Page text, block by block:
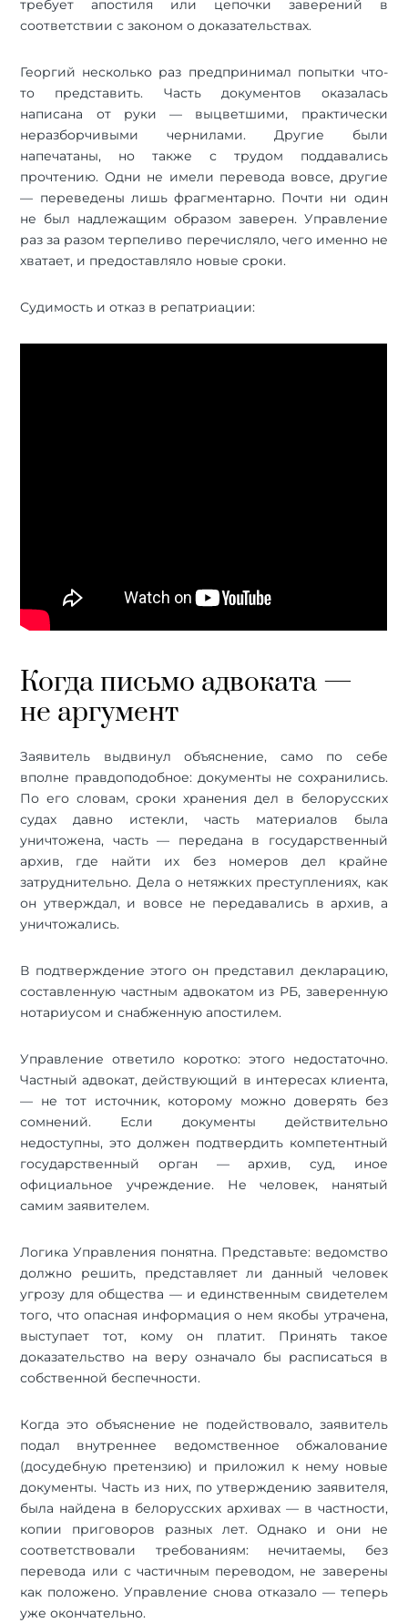
требует апостиля или цепочки заверений в
соответствии с законом о доказательствах.
Георгий несколько раз предпринимал попытки что-
то представить. Часть документов оказалась
написана от руки — выцветшими, практически
неразборчивыми чернилами. Другие были
напечатаны, но также с трудом поддавались
прочтению. Одни не имели перевода вовсе, другие
— переведены лишь фрагментарно. Почти ни один
не был надлежащим образом заверен. Управление
раз за разом терпеливо перечисляло, чего именно не
хватает, и предоставляло новые сроки.
Судимость и отказ в репатриации:
Когда письмо адвоката —
не аргумент
Заявитель выдвинул объяснение, само по себе
вполне правдоподобное: документы не сохранились.
По его словам, сроки хранения дел в белорусских
судах давно истекли, часть материалов была
уничтожена, часть — передана в государственный
архив, где найти их без номеров дел крайне
затруднительно. Дела о нетяжких преступлениях, как
он утверждал, и вовсе не передавались в архив, а
уничтожались.
В подтверждение этого он представил декларацию,
составленную частным адвокатом из РБ, заверенную
нотариусом и снабженную апостилем.
Управление ответило коротко: этого недостаточно.
Частный адвокат, действующий в интересах клиента,
— не тот источник, которому можно доверять без
сомнений. Если документы действительно
недоступны, это должен подтвердить компетентный
государственный орган — архив, суд, иное
официальное учреждение. Не человек, нанятый
самим заявителем.
Логика Управления понятна. Представьте: ведомство
должно решить, представляет ли данный человек
угрозу для общества — и единственным свидетелем
того, что опасная информация о нем якобы утрачена,
выступает тот, кому он платит. Принять такое
доказательство на веру означало бы расписаться в
собственной беспечности.
Когда это объяснение не подействовало, заявитель
подал внутреннее ведомственное обжалование
(досудебную претензию) и приложил к нему новые
документы. Часть из них, по утверждению заявителя,
была найдена в белорусских архивах — в частности,
копии приговоров разных лет. Однако и они не
соответствовали требованиям: нечитаемы, без
перевода или с частичным переводом, не заверены
как положено. Управление снова отказало — теперь
уже окончательно.